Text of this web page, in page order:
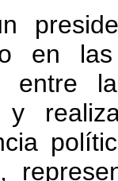
en
entre
y